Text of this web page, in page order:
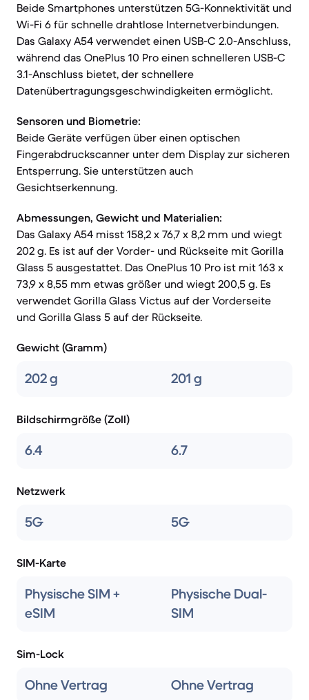
Beide Smartphones unterstützen 5G-Konnektivität und
Wi-Fi 6 für schnelle drahtlose Internetverbindungen.
Das Galaxy A54 verwendet einen USB-C 2.0-Anschluss,
während das OnePlus 10 Pro einen schnelleren USB-C
3.1-Anschluss bietet, der schnellere
Datenübertragungsgeschwindigkeiten ermöglicht.
Sensoren und Biometrie:
Beide Geräte verfügen über einen optischen
Fingerabdruckscanner unter dem Display zur sicheren
Entsperrung. Sie unterstützen auch
Gesichtserkennung.
Abmessungen, Gewicht und Materialien:
Das Galaxy A54 misst 158,2 x 76,7 x 8,2 mm und wiegt
202 g. Es ist auf der Vorder- und Rückseite mit Gorilla
Glass 5 ausgestattet. Das OnePlus 10 Pro ist mit 163 x
73,9 x 8,55 mm etwas größer und wiegt 200,5 g. Es
verwendet Gorilla Glass Victus auf der Vorderseite
und Gorilla Glass 5 auf der Rückseite.
Gewicht (Gramm)
202 g 201 g
Bildschirmgröße (Zoll)
6.4 6.7
Netzwerk
5G 5G
SIM-Karte
Physische SIM +
eSIM
Physische Dual-
SIM
Sim-Lock
Ohne Vertrag Ohne Vertrag